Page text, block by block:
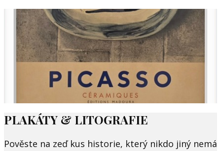
PLAKÁTY & LITOGRAFIE
Pověste na zeď kus historie, který nikdo jiný nemá